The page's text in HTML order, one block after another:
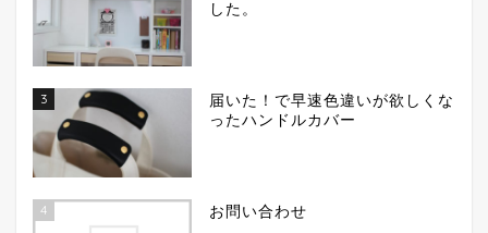
した。
3
届いた！で早速色違いが欲しくな
ったハンドルカバー
4 お問い合わせ